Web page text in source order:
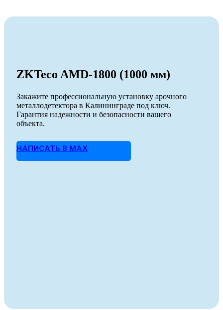
ZKTeco AMD-1800 (1000 мм)
Закажите профессиональную установку арочного
металлодетектора в Калининграде под ключ.
Гарантия надежности и безопасности вашего
объекта.
НАПИСАТЬ В MAX